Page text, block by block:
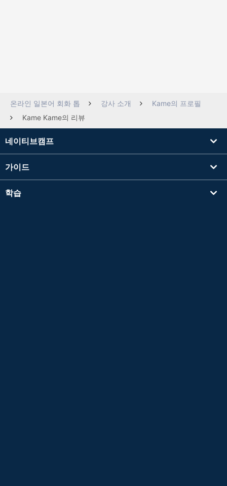
온라인 일본어 회화 톱 강사 소개
Kame의 프로필
Kame Kame의 리뷰
네이티브캠프
가이드
학습